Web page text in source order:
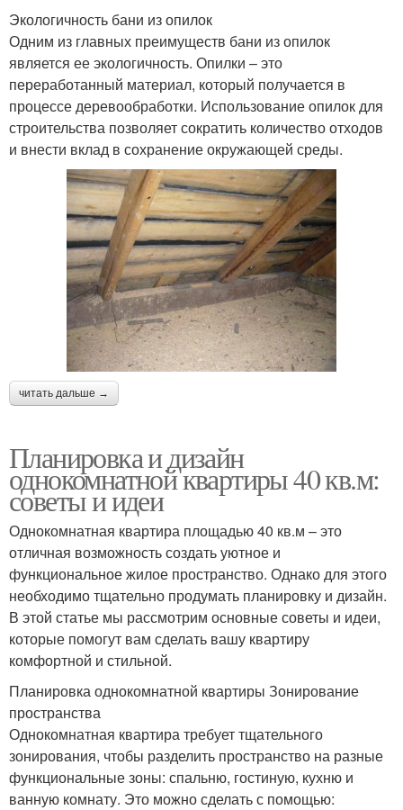
Экологичность бани из опилок
Одним из главных преимуществ бани из опилок
является ее экологичность. Опилки – это
переработанный материал, который получается в
процессе деревообработки. Использование опилок для
строительства позволяет сократить количество отходов
и внести вклад в сохранение окружающей среды.
читать дальше →
Планировка и дизайн
однокомнатной квартиры 40 кв.м:
советы и идеи
Однокомнатная квартира площадью 40 кв.м – это
отличная возможность создать уютное и
функциональное жилое пространство. Однако для этого
необходимо тщательно продумать планировку и дизайн.
В этой статье мы рассмотрим основные советы и идеи,
которые помогут вам сделать вашу квартиру
комфортной и стильной.
Планировка однокомнатной квартиры Зонирование
пространства
Однокомнатная квартира требует тщательного
зонирования, чтобы разделить пространство на разные
функциональные зоны: спальню, гостиную, кухню и
ванную комнату. Это можно сделать с помощью: